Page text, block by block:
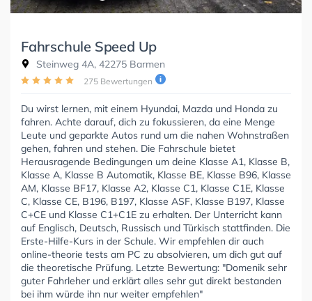
Fahrschule Speed Up
Steinweg 4A, 42275 Barmen
275 Bewertungen
Du wirst lernen, mit einem Hyundai, Mazda und Honda zu
fahren. Achte darauf, dich zu fokussieren, da eine Menge
Leute und geparkte Autos rund um die nahen Wohnstraßen
gehen, fahren und stehen. Die Fahrschule bietet
Herausragende Bedingungen um deine Klasse A1, Klasse B,
Klasse A, Klasse B Automatik, Klasse BE, Klasse B96, Klasse
AM, Klasse BF17, Klasse A2, Klasse C1, Klasse C1E, Klasse
C, Klasse CE, B196, B197, Klasse ASF, Klasse B197, Klasse
C+CE und Klasse C1+C1E zu erhalten. Der Unterricht kann
auf Englisch, Deutsch, Russisch und Türkisch stattfinden. Die
Erste-Hilfe-Kurs in der Schule. Wir empfehlen dir auch
online-theorie tests am PC zu absolvieren, um dich gut auf
die theoretische Prüfung. Letzte Bewertung: "Domenik sehr
guter Fahrleher und erklärt alles sehr gut direkt bestanden
bei ihm würde ihn nur weiter empfehlen"